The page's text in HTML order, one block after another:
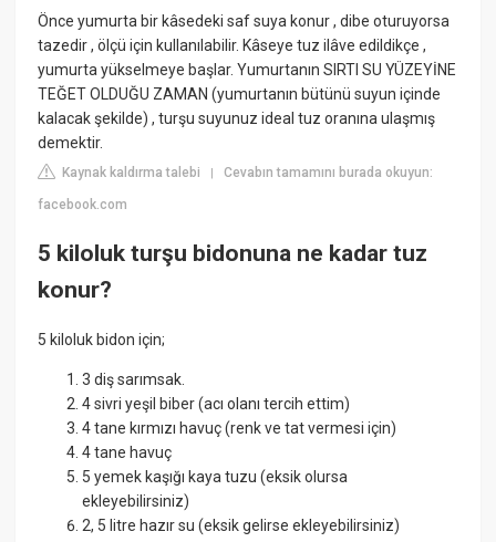
Önce yumurta bir kâsedeki saf suya konur , dibe oturuyorsa
tazedir , ölçü için kullanılabilir. Kâseye tuz ilâve edildikçe ,
yumurta yükselmeye başlar. Yumurtanın SIRTI SU YÜZEYİNE
TEĞET OLDUĞU ZAMAN (yumurtanın bütünü suyun içinde
kalacak şekilde) , turşu suyunuz ideal tuz oranına ulaşmış
demektir.
Kaynak kaldırma talebi |Cevabın tamamını burada okuyun:
facebook.com
5 kiloluk turşu bidonuna ne kadar tuz
konur?
5 kiloluk bidon için;
3 diş sarımsak.
4 sivri yeşil biber (acı olanı tercih ettim)
4 tane kırmızı havuç (renk ve tat vermesi için)
4 tane havuç
5 yemek kaşığı kaya tuzu (eksik olursa
ekleyebilirsiniz)
2, 5 litre hazır su (eksik gelirse ekleyebilirsiniz)